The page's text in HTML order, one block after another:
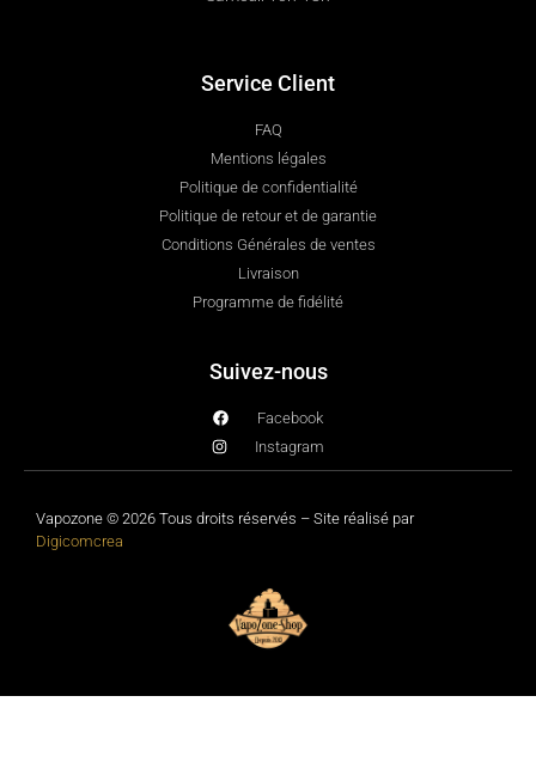
Service Client
FAQ
Mentions légales
Politique de confidentialité
Politique de retour et de garantie
Conditions Générales de ventes
Livraison
Programme de fidélité
Suivez-nous
Facebook
Instagram
Vapozone © 2026 Tous droits réservés – Site réalisé par
Digicomcrea